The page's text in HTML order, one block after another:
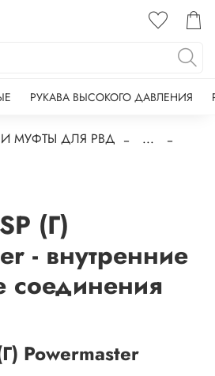
РУКАВА ВЫСОКОГО ДАВЛЕНИЯ
МУФТЫ ДЛЯ РВД
...
(Г)
- внутренние
соединения
Powermaster